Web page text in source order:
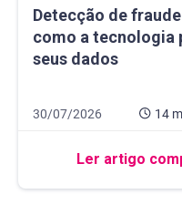
Detecção de
como a tecnologia
seus dados
Detecção de fraude
Data de publicação 30 de
30/07/2026 14
14 minutos de leitura
Ler artigo